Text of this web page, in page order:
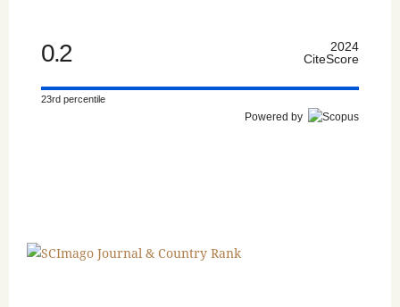
0.2
2024
CiteScore
23rd percentile
Powered by